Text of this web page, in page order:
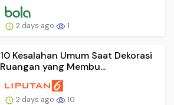
2 days ago 1
10 Kesalahan Umum Saat Dekorasi
Ruangan yang Membu...
2 days ago 10